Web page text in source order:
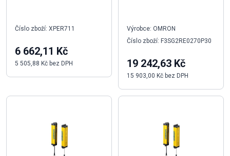
Číslo zboží: XPER711
6 662,11 Kč
5 505,88 Kč bez DPH
Výrobce: OMRON
Číslo zboží: F3SG2RE0270P30
19 242,63 Kč
15 903,00 Kč bez DPH